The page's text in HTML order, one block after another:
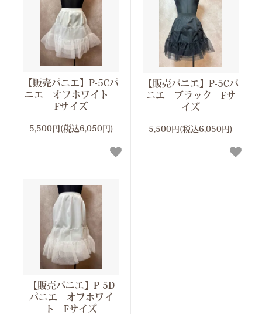
【販売パニエ】P-5Cパ
ニエ オフホワイト
Fサイズ
5,500円(税込6,050円)
【販売パニエ】P-5Cパ
ニエ ブラック Fサ
イズ
5,500円(税込6,050円)
【販売パニエ】P-5D
パニエ オフホワイ
ト Fサイズ